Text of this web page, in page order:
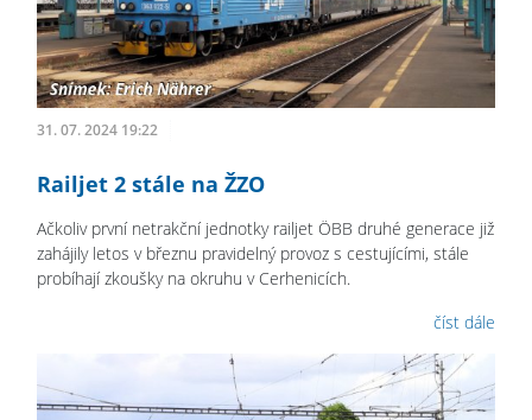
31. 07. 2024 19:22
Railjet 2 stále na ŽZO
Ačkoliv první netrakční jednotky railjet ÖBB druhé generace již
zahájily letos v březnu pravidelný provoz s cestujícími, stále
probíhají zkoušky na okruhu v Cerhenicích.
číst dále